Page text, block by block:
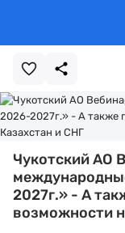
Чукотский АО
2027г.» - А
возможности